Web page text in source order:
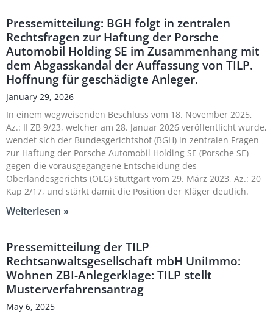
Pressemitteilung: BGH folgt in zentralen
Rechtsfragen zur Haftung der Porsche
Automobil Holding SE im Zusammenhang mit
dem Abgasskandal der Auffassung von TILP.
Hoffnung für geschädigte Anleger.
January 29, 2026
In einem wegweisenden Beschluss vom 18. November 2025,
Az.: II ZB 9/23, welcher am 28. Januar 2026 veröffentlicht wurde,
wendet sich der Bundesgerichtshof (BGH) in zentralen Fragen
zur Haftung der Porsche Automobil Holding SE (Porsche SE)
gegen die vorausgegangene Entscheidung des
Oberlandesgerichts (OLG) Stuttgart vom 29. März 2023, Az.: 20
Kap 2/17, und stärkt damit die Position der Kläger deutlich.
Weiterlesen »
Pressemitteilung der TILP
Rechtsanwaltsgesellschaft mbH UniImmo:
Wohnen ZBI-Anlegerklage: TILP stellt
Musterverfahrensantrag
May 6, 2025